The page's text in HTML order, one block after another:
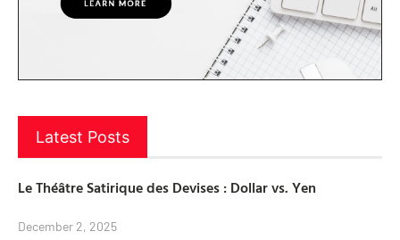
Latest Posts
Le Théâtre Satirique des Devises : Dollar vs. Yen
December 2, 2025